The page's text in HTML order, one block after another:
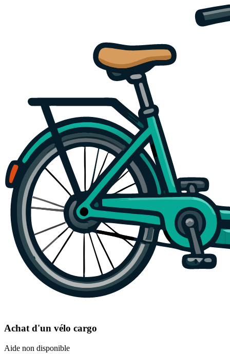
Achat d'un vélo cargo
Aide non disponible